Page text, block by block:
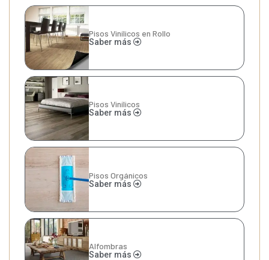
Pisos Vinílicos en Rollo
Saber más
Pisos Vinílicos
Saber más
Pisos Orgánicos
Saber más
Alfombras
Saber más